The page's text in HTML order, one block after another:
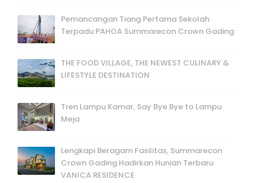
Pemancangan Tiang Pertama Sekolah
Terpadu PAHOA Summarecon Crown Gading
THE FOOD VILLAGE, THE NEWEST CULINARY &
LIFESTYLE DESTINATION
Tren Lampu Kamar, Say Bye Bye to Lampu
Meja
Lengkapi Beragam Fasilitas, Summarecon
Crown Gading Hadirkan Hunian Terbaru
VANICA RESIDENCE